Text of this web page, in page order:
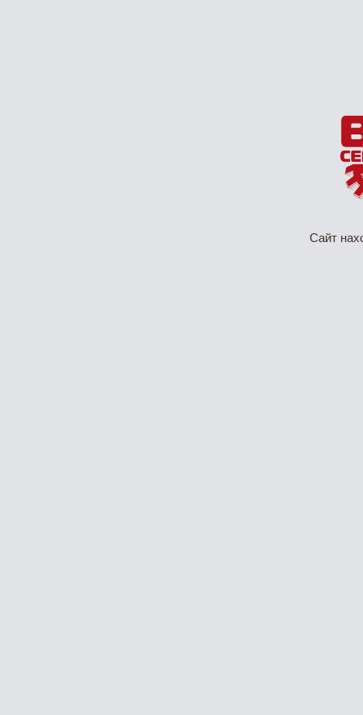
Сайт